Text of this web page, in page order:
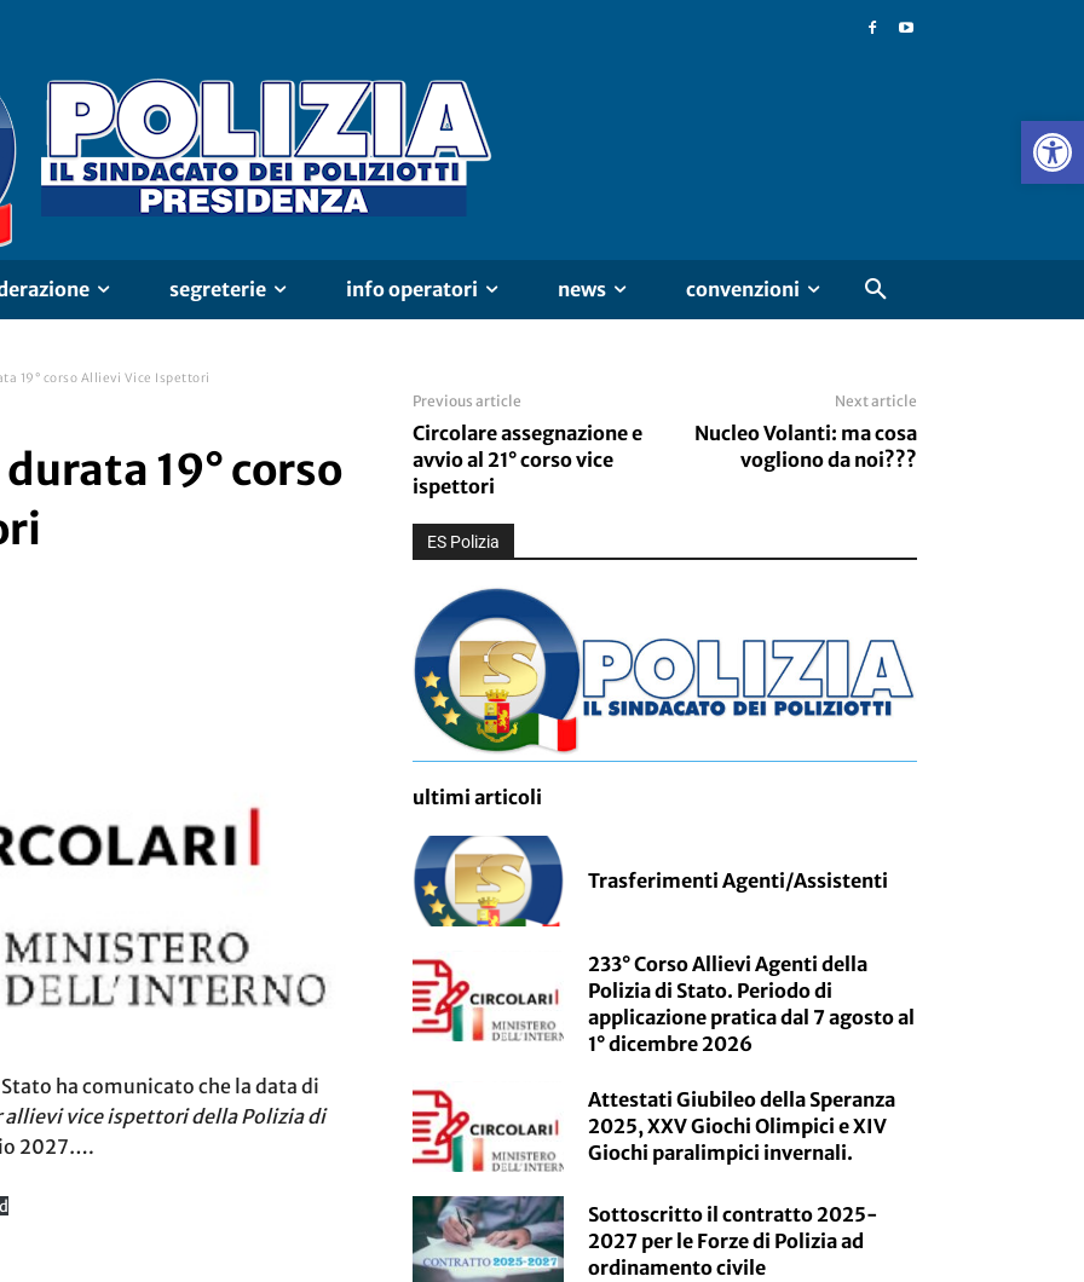
segreterie info operatori news convenzioni
19° corso Allievi Vice Ispettori
19° corso
ha comunicato che la data di
allievi vice ispettori della Polizia di
2027….
Previous article
Circolare assegnazione e
avvio al 21° corso vice
ispettori
Next article
Nucleo Volanti: ma cosa
vogliono da noi???
ES Polizia
ultimi articoli
Trasferimenti Agenti/Assistenti
233° Corso Allievi Agenti della
Polizia di Stato. Periodo di
applicazione pratica dal 7 agosto al
1° dicembre 2026
Attestati Giubileo della Speranza
2025, XXV Giochi Olimpici e XIV
Giochi paralimpici invernali.
Sottoscritto il contratto 2025-
2027 per le Forze di Polizia ad
ordinamento civile